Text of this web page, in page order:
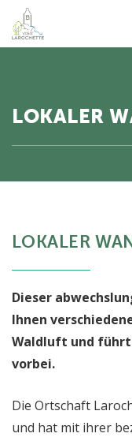
LOKALER
LOKALER
Dieser
Ihnen
Waldluft und führt
vorbei.
Die Ortschaft
und hat mit ihrer